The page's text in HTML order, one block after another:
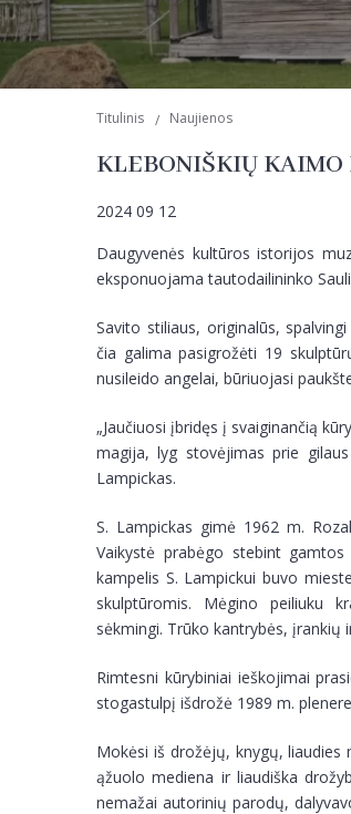
Titulinis Naujienos
KLEBONIŠKIŲ KAIMO
2024 09 12
Daugyvenės kultūros istorijos
eksponuojama tautodailininko
Savito stiliaus, originalūs,
čia galima pasigrožėti 19
nusileido angelai, būriuojasi
„Jaučiuosi įbridęs į svaiginančią
magija, lyg stovėjimas prie
Lampickas.
S. Lampickas gimė 1962 m.
Vaikystė prabėgo stebint
kampelis S. Lampickui buvo
skulptūromis. Mėgino peiliuku
sėkmingi. Trūko kantrybės, įrankių
Rimtesni kūrybiniai ieškojimai
stogastulpį išdrožė 1989 m.
Mokėsi iš drožėjų, knygų,
ąžuolo mediena ir liaudiška
nemažai autorinių parodų,